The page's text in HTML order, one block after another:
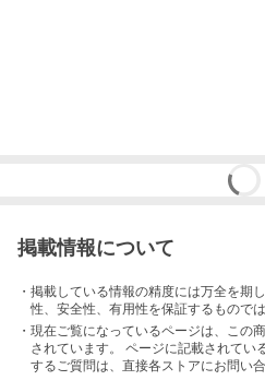
掲載情報について
・掲載している情報の精度には万全を期
性、安全性、有用性を保証するものでは
・現在ご覧になっているページは、この
されています。 ページに記載されてい
するご質問は、直接各ストアにお問い合